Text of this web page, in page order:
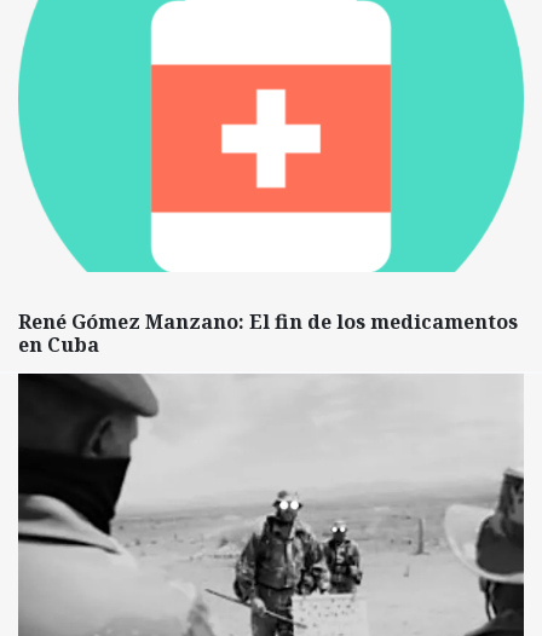
René Gómez Manzano: El fin de los medicamentos
en Cuba